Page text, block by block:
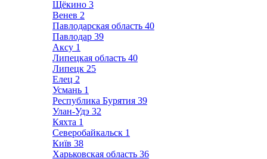
Щёкино 3
Венев 2
Павлодарская область 40
Павлодар 39
Аксу 1
Липецкая область 40
Липецк 25
Елец 2
Усмань 1
Республика Бурятия 39
Улан-Удэ 32
Кяхта 1
Северобайкальск 1
Київ 38
Харьковская область 36